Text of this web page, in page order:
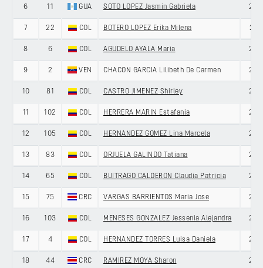
6 11 GUA SOTO LOPEZ Jasmin Gabriela 28
7 22 COL BOTERO LOPEZ Erika Milena 21
8 6 COL AGUDELO AYALA Maria 20
9 2 VEN CHACON GARCIA Lilibeth De Carmen 29
10 81 COL CASTRO JIMENEZ Shirley 26
11 102 COL HERRERA MARIN Estafania 27
12 105 COL HERNANDEZ GOMEZ Lina Marcela 22
13 83 COL ORJUELA GALINDO Tatiana 20
14 65 COL BUITRAGO CALDERON Claudia Patricia 27
15 75 CRC VARGAS BARRIENTOS Maria Jose 25
16 103 COL MENESES GONZALEZ Jessenia Alejandra 26
17 4 COL HERNANDEZ TORRES Luisa Daniela 24
18 44 CRC RAMIREZ MOYA Sharon 22